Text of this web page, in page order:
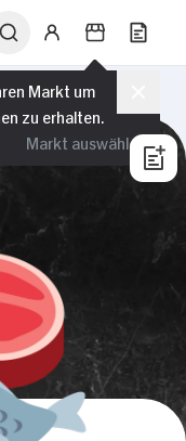
Markt um
zu erhalten.
Markt auswählen